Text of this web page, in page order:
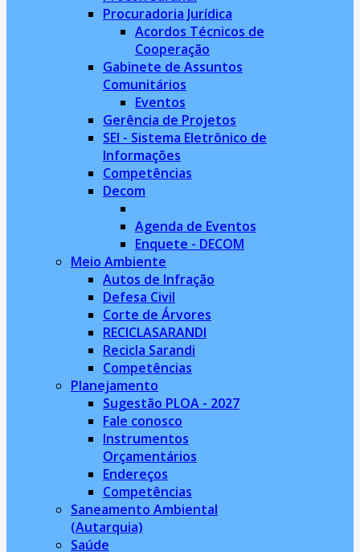
Procuradoria Jurídica
Acordos Técnicos de
Cooperação
Gabinete de Assuntos
Comunitários
Eventos
Gerência de Projetos
SEI - Sistema Eletrônico de
Informações
Competências
Decom
Agenda de Eventos
Enquete - DECOM
Meio Ambiente
Autos de Infração
Defesa Civil
Corte de Árvores
RECICLASARANDI
Recicla Sarandi
Competências
Planejamento
Sugestão PLOA - 2027
Fale conosco
Instrumentos
Orçamentários
Endereços
Competências
Saneamento Ambiental
(Autarquia)
Saúde